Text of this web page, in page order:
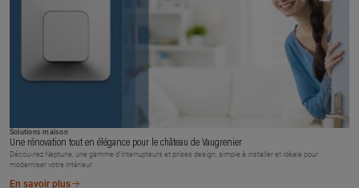
Solutions maison
Une rénovation tout en élégance pour le château de Vaugrenier
Découvrez Neptune, une gamme d’interrupteurs et prises design, simple à installer et idéale pour
moderniser votre intérieur.
En savoir plus